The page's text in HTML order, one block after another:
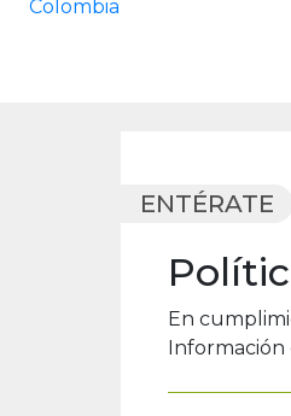
ENTÉRATE
En
Información